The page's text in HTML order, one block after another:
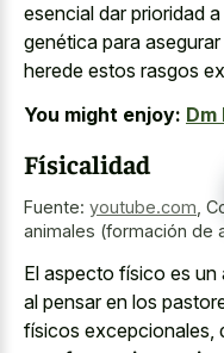
esencial dar prioridad
genética para
herede estos rasgos
You might enjoy: Dm
Físicalidad
Fuente: youtube.com
animales (formación de
El aspecto físico es
al pensar en los
físicos excepcionales,